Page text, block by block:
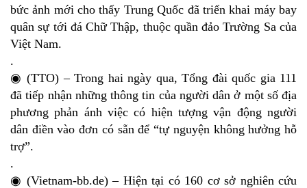
bức ảnh mới cho thấy Trung Quốc đã triển khai máy bay
quân sự tới đá Chữ Thập, thuộc quần đảo Trường Sa của
Việt Nam.
.
◉ (TTO) – Trong hai ngày qua, Tổng đài quốc gia 111
đã tiếp nhận những thông tin của người dân ở một số địa
phương phản ánh việc có hiện tượng vận động người
dân điền vào đơn có sẵn để “tự nguyện không hưởng hỗ
trợ”.
.
◉ (Vietnam-bb.de) – Hiện tại có 160 cơ sở nghiên cứu